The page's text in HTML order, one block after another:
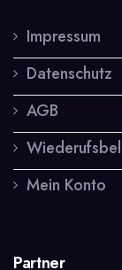
Impressum
Datenschutz
AGB
Mein Konto
Partner